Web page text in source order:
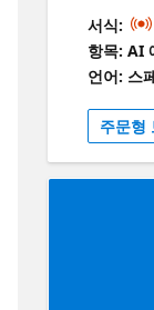
manera
서식:
항목: AI
언어: 스
주문형